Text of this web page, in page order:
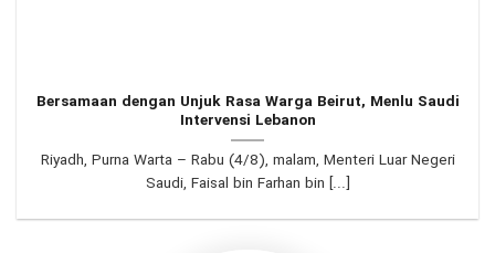
Bersamaan dengan Unjuk Rasa Warga Beirut, Menlu Saudi
Intervensi Lebanon
Riyadh, Purna Warta – Rabu (4/8), malam, Menteri Luar Negeri
Saudi, Faisal bin Farhan bin [...]